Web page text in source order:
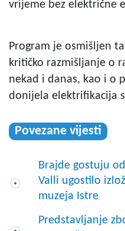
vrijeme bez električne
Program je osmišljen
kritičko razmišljanje o
nekad i danas, kao i o
donijela elektrifikacija
Povezane vijesti
Brajde gostuju
Valli ugostilo
muzeja Istre
Predstavljanje